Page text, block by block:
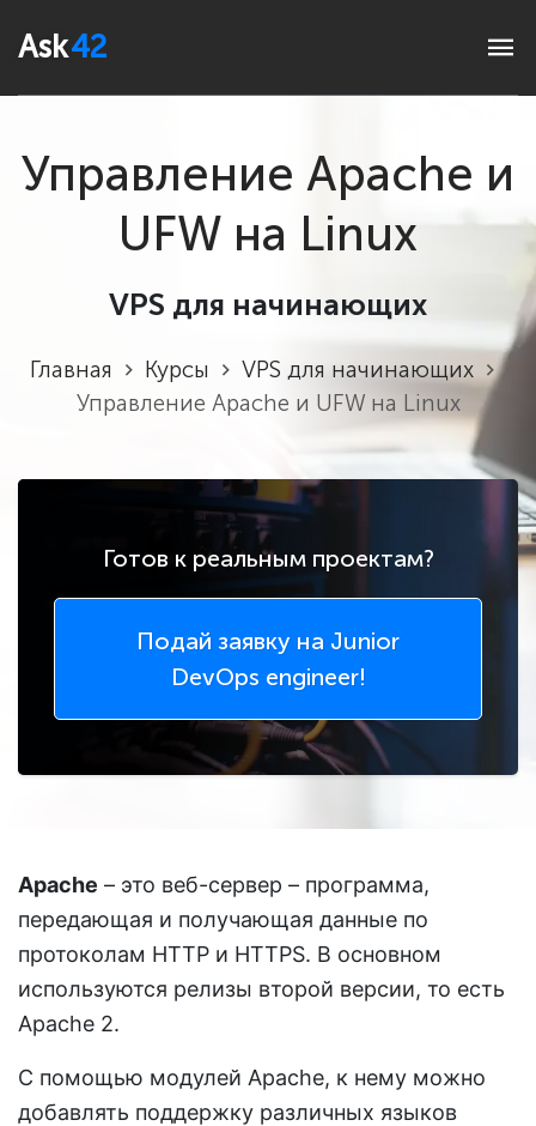
Ask42
Управление Apache и
UFW на Linux
VPS для начинающих
Главная Курсы
VPS для начинающих
Управление Apache и UFW на Linux
Готов к реальным проектам?
Подай заявку на Junior
DevOps engineer!
Apache – это веб-сервер – программа,
передающая и получающая данные по
протоколам HTTP и HTTPS. В основном
используются релизы второй версии, то есть
Apache 2.
С помощью модулей Apache, к нему можно
добавлять поддержку различных языков